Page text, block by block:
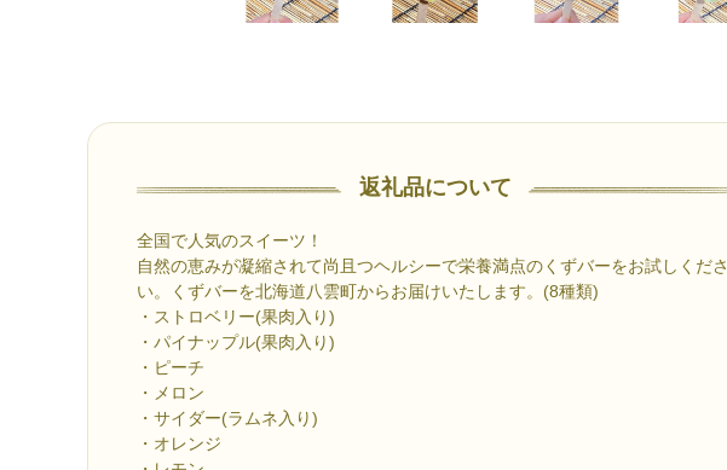
返礼品について
全国で人気のスイーツ！
自然の恵みが凝縮されて尚且つヘルシーで栄養満点のくずバーをお試しくださ
い。くずバーを北海道八雲町からお届けいたします。(8種類)
・ストロベリー(果肉入り)
・パイナップル(果肉入り)
・ピーチ
・メロン
・サイダー(ラムネ入り)
・オレンジ